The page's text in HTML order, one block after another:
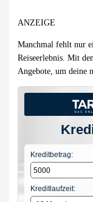
ANZEIGE
Manchmal fehlt nur
Reiseerlebnis. Mit
Angebote, um deine
Kreditbetrag:
Kreditlaufzeit: